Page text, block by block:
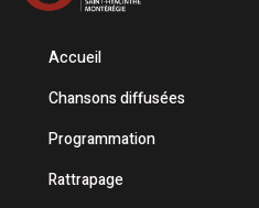
Accueil
Chansons diffusées
Programmation
Rattrapage